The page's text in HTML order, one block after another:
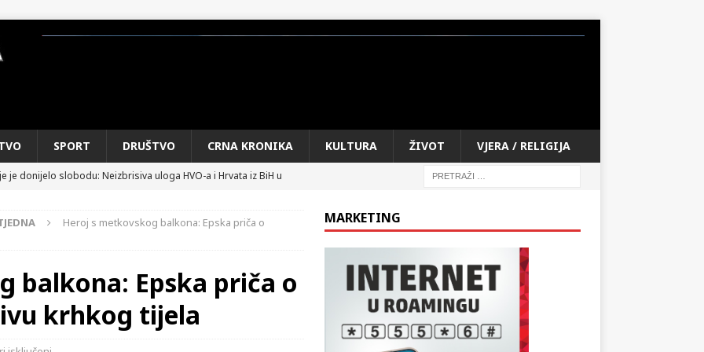
SPORT DRUŠTVO CRNA KRONIKA ŽIVOT
RAT
DOMOVINSKI RAT
iz sažetka dnevnih događaja za protekli vikend
balkona: Epska priča o
krhkog tijela
MARKETING